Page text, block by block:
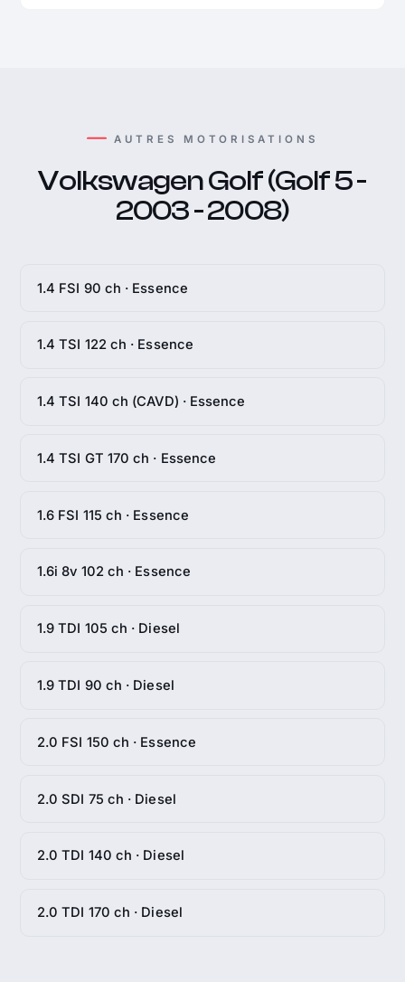
AUTRES MOTORISATIONS
Volkswagen Golf (Golf 5 -
2003 - 2008)
1.4 FSI 90 ch · Essence
1.4 TSI 122 ch · Essence
1.4 TSI 140 ch (CAVD) · Essence
1.4 TSI GT 170 ch · Essence
1.6 FSI 115 ch · Essence
1.6i 8v 102 ch · Essence
1.9 TDI 105 ch · Diesel
1.9 TDI 90 ch · Diesel
2.0 FSI 150 ch · Essence
2.0 SDI 75 ch · Diesel
2.0 TDI 140 ch · Diesel
2.0 TDI 170 ch · Diesel